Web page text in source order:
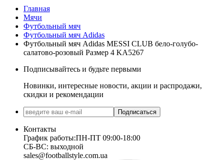
Главная
Мячи
Футбольный мяч
Футбольный мяч Adidas
Футбольный мяч Adidas MESSI CLUB бело-голубо-
салатово-розовый Размер 4 KA5267
Подписывайтесь и будьте первыми
Новинки, интересные новости, акции и распродажи,
скидки и рекомендации
Подписаться
Контакты
График работы:ПН-ПТ 09:00-18:00
СБ-ВС: выходной
sales@footballstyle.com.ua